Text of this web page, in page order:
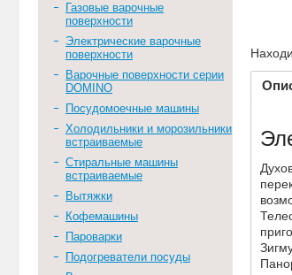
Газовые варочные
поверхности
Электрические варочные
поверхности
Варочные поверхности серии
DOMINO
Посудомоечные машины
Холодильники и морозильники
встраиваемые
Стиральные машины
встраиваемые
Вытяжки
Кофемашины
Пароварки
Подогреватели посуды